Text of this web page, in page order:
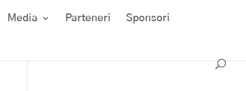
Media Parteneri Sponsori